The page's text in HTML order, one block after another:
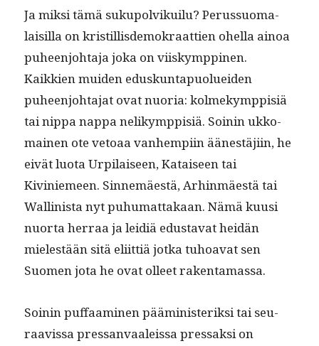
Ja mik­si tämä sukupolvikuilu? Perus­suo­ma­
laisil­la on kris­til­lis­demokraat­tien ohel­la ain­oa
puheen­jo­hta­ja joka on viiskymp­pinen.
Kaikkien muiden eduskun­ta­puoluei­den
puheen­jo­hta­jat ovat nuo­ria: kolmekymp­pisiä
tai nip­pa nap­pa nelikymp­pisiä. Soinin ukko­
mainen ote vetoaa van­hempi­in äänestäji­in, he
eivät luo­ta Urpi­laiseen, Kataiseen tai
Kiviniemeen. Sin­nemäestä, Arhin­mäestä tai
Wallinista nyt puhu­mat­takaan. Nämä kuusi
nuor­ta her­raa ja lei­diä edus­ta­vat hei­dän
mielestään sitä eli­it­tiä jot­ka tuhoa­vat sen
Suomen jota he ovat olleet rakentamassa.
Soinin puffaami­nen päämin­is­terik­si tai seu­
raavis­sa pres­san­vaaleis­sa pres­sak­si on